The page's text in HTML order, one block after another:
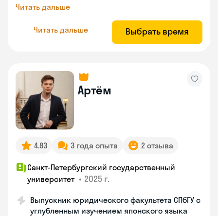
Читать дальше
Читать дальше Выбрать время
Артём
4.83 3 года опыта 2 отзыва
Санкт-Петербургский государственный
университет • 2025 г.
Выпускник юридического факультета СПбГУ с
углубленным изучением японского языка